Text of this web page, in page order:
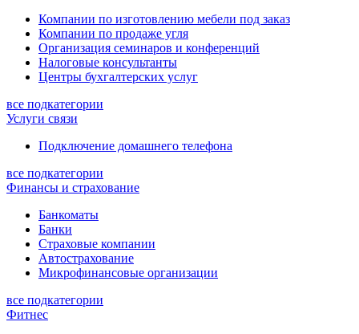
Компании по изготовлению мебели под заказ
Компании по продаже угля
Организация семинаров и конференций
Налоговые консультанты
Центры бухгалтерских услуг
все подкатегории
Услуги связи
Подключение домашнего телефона
все подкатегории
Финансы и страхование
Банкоматы
Банки
Страховые компании
Автострахование
Микрофинансовые организации
все подкатегории
Фитнес